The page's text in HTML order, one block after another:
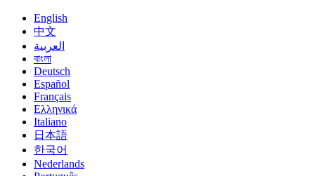
English
中文
العربية
বাংলা
Deutsch
Español
Français
Ελληνικά
Italiano
日本語
한국어
Nederlands